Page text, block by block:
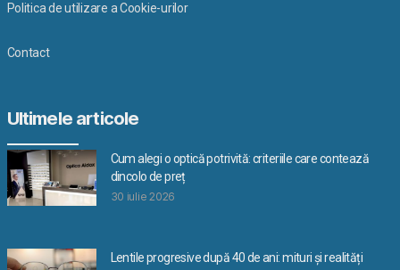
Politica de utilizare a Cookie-urilor
Contact
Ultimele articole
Cum alegi o optică potrivită: criteriile care contează
dincolo de preț
30 iulie 2026
Lentile progresive după 40 de ani: mituri și realități